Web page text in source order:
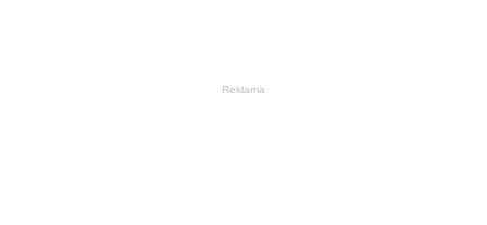
Reklama